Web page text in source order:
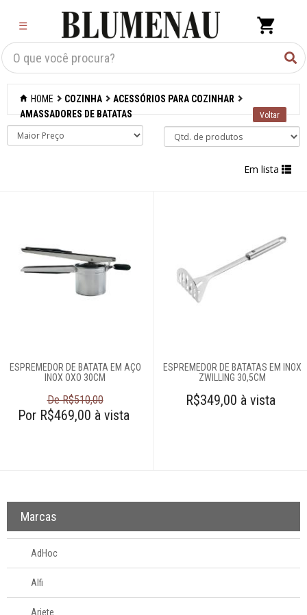
☰
Criar Lista×
Organização
Cozinha
Acessórios para
Acessórios
Afiadores de
facas manuais
formas
Balanças
Batedores
Batedores de
Colheres para
servir
Conchas
Cortadores
Descascadores
HOME COZINHA
ACESSÓRIOS PARA COZINHAR
AMASSADORES DE BATATAS
Em lista
ESPREMEDOR DE BATATA EM AÇO
INOX OXO 30CM
De R$510,00
Por R$469,00 à vista
ESPREMEDOR DE BATATAS EM INOX
ZWILLING 30,5CM
R$349,00 à vista
Marcas
AdHoc
Alfi
Ariete